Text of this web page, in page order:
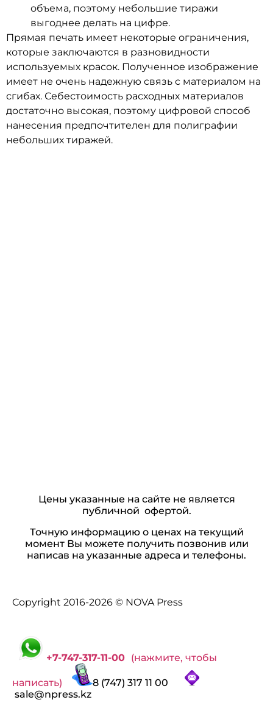
объема, поэтому небольшие тиражи
выгоднее делать на цифре.
Прямая печать имеет некоторые ограничения,
которые заключаются в разновидности
используемых красок. Полученное изображение
имеет не очень надежную связь с материалом на
сгибах. Себестоимость расходных материалов
достаточно высокая, поэтому цифровой способ
нанесения предпочтителен для полиграфии
небольших тиражей.
Цены указанные на сайте не является
публичной офертой.
Точную информацию о ценах на текущий
момент Вы можете получить позвонив или
написав на указанные адреса и телефоны.
Copyright 2016-2026 © NOVA Press
+7-747-317-11-00 (нажмите, чтобы
написать)
8 (747) 317 11 00
sale@npress.kz